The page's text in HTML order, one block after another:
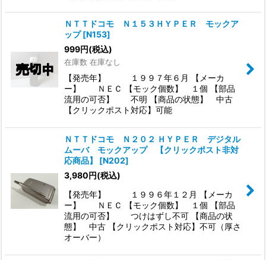
ＮＴＴドコモ Ｎ１５３ＨＹＰＥＲ モックア
ップ [N153]
999円(税込)
在庫数 在庫なし
【発売年】 １９９７年６月 【メーカ
ー】 ＮＥＣ 【モック個数】 １個 【部品
流用の可否】 不明 【商品の状態】 中古
【クリックポスト対応】可能
ＮＴＴドコモ Ｎ２０２ ＨＹＰＥＲ デジタル
ムーバ モックアップ 【クリックポスト非対
応商品】
[N202]
3,980円(税込)
【発売年】 １９９６年１２月 【メーカ
ー】 ＮＥＣ 【モック個数】 １個 【部品
流用の可否】 つけはずし不可 【商品の状
態】 中古 【クリックポスト対応】不可（厚さ
オーバー）